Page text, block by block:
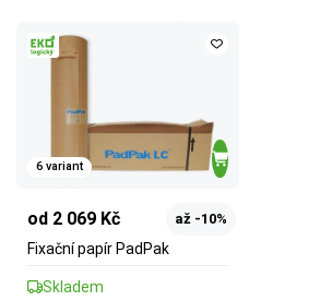
6 variant
od 2 069 Kč až -10%
Fixační papír PadPak
Skladem